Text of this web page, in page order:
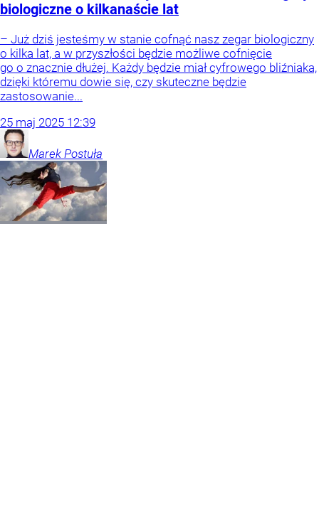
biologiczne o kilkanaście lat
– Już dziś jesteśmy w stanie cofnąć nasz zegar biologiczny
o kilka lat, a w przyszłości będzie możliwe cofnięcie
go o znacznie dłużej. Każdy będzie miał cyfrowego bliźniaka,
dzięki któremu dowie się, czy skuteczne będzie
zastosowanie...
25 maj 2025 12:39
Marek Postuła